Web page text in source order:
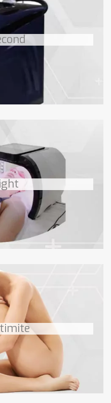
taches pigmentaires
le PDF
de niveau bas
le PDF
intime
le PDF
+